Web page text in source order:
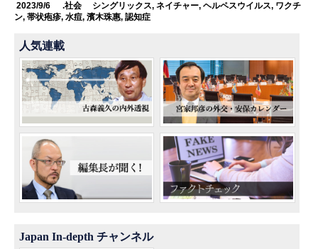
2023/9/6 .社会 シングリックス, ネイチャー, ヘルペスウイルス, ワクチ
ン,帯状疱疹,水痘,濱木珠惠,認知症
人気連載
Japan In-depth チャンネル